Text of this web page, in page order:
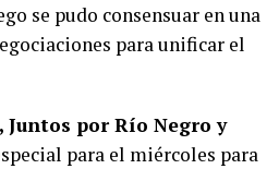
se pudo consensuar en una
para unificar el
Juntos por Río Negro y
para el miércoles para